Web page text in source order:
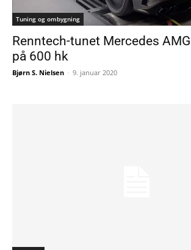
Tuning og ombygning
Renntech-tunet Mercedes
på 600 hk
Bjørn S. Nielsen - 9. januar 2020